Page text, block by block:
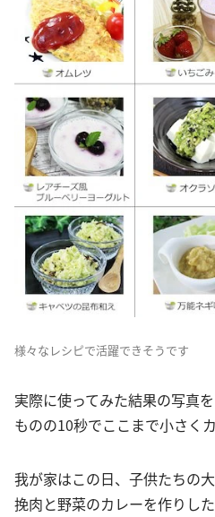
様々なレシピで活躍できそうです
実際に使ってみた結果の写真
ものの10秒でここまで小さく
我が家はこの日、子供たちの
挽肉と野菜のカレーを作りした